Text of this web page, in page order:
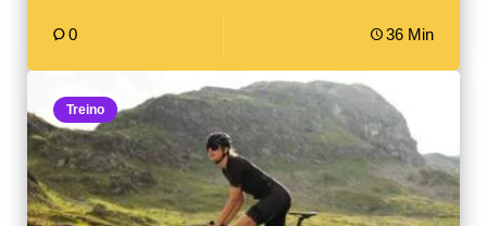
0 36 Min
Treino